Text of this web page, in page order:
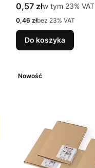
Cena brutto
0,57 złw tym %s VAT
w tym 23% VAT
Cena netto
0,46 złbez 23% VAT
Do koszyka
Nowość